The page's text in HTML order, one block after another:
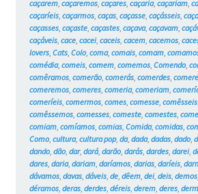
caçarem, caçaremos, caçares, caçaria, caçariam,
caçaríeis, caçarmos, caças, caçasse, caçásseis,
caçasses, caçaste, caçastes, caçava, caçavam,
caçáveis, cace, cacei, caceis, cacem, cacemos,
lovers, Cats, Colo, coma, comais, comam,
comédia, comeis, comem, comemos, Comendo,
comêramos, comerão, comerás, comerdes,
comeremos, comeres, comeria, comeriam,
comeríeis, comermos, comes, comesse, comêsseis,
comêssemos, comesses, comeste, comestes,
comiam, comíamos, comias, Comida, comidas,
Como, cultura, cultura pop, da, dada, dadas, dado,
dando, dão, dar, dará, darão, darás, dardes, darei,
dares, daria, dariam, daríamos, darias, daríeis,
dávamos, davas, dáveis, de, dêem, dei, deis, demos,
déramos, deras, derdes, déreis, derem, deres,